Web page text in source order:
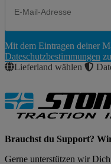
Abonnieren
Mit dem Eintragen deiner
Dateschutzbestimmungen
Lieferland wählen
Brauchst du Support?
Gerne unterstützen wir